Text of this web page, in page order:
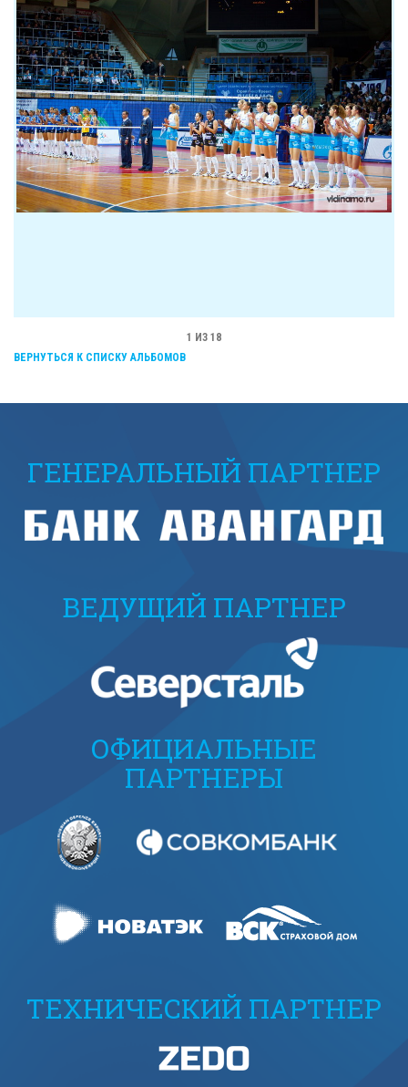
1 ИЗ 18
ВЕРНУТЬСЯ К СПИСКУ АЛЬБОМОВ
ГЕНЕРАЛЬНЫЙ ПАРТНЕР
ВЕДУЩИЙ ПАРТНЕР
ОФИЦИАЛЬНЫЕ
ПАРТНЕРЫ
ТЕХНИЧЕСКИЙ ПАРТНЕР